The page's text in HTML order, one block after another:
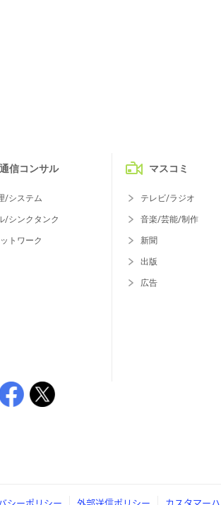
信コンサル
/システム
/シンクタンク
トワーク
マスコミ
テレビ/ラジオ
音楽/芸能/制作
新聞
出版
広告